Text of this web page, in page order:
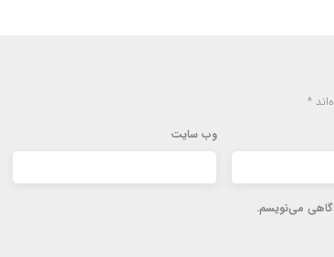
*
وب‌ سایت
می‌نویسم.